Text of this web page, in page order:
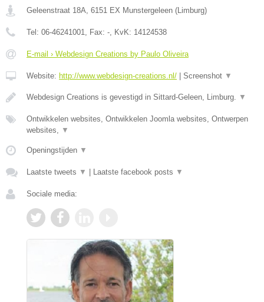
Geleenstraat 18A 6151 EX Munstergeleen ( Limburg)
Tel: 06-46241001 , Fax: - , KvK: 14124538
E-mail › Webdesign Creations by Paulo Oliveira
Website: http://www.webdesign-creations.nl/ Screenshot ▼
Webdesign Creations is gevestigd in Sittard-Geleen, Limburg. ▼
Ontwikkelen websites, Ontwikkelen Joomla websites, Ontwerpen
websites,
▼
Openingstijden ▼
Laatste tweets ▼ Laatste facebook posts ▼
Sociale media: